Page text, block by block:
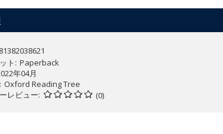
ト
Paperback
年04月
Oxford Reading Tree
レビュー
(0)